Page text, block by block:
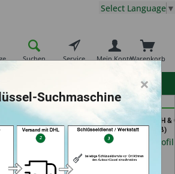
Suchen Service Warenkorb
Mein Konto
Select Language ▼
Schlüsseldienst
Zimmermann (in
Würzburg)
Secura Tec GmbH &
KG (in Floß)
Händlerprofil
×
Suchmaschine